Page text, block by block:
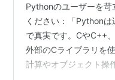
Pythonのユーザーを苛
ください：「Python
で真実です。​CやC++
外部のCライブラリを
計算やオブジェクト操